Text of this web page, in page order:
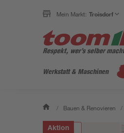
Mein Markt: Troisdorf
Werkstatt & Maschinen
/ Bauen & Renovieren /
Aktion